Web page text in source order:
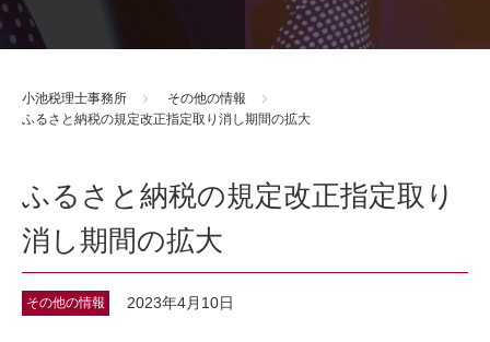
小池税理士事務所
その他の情報
ふるさと納税の規定改正指定取り消し期間の拡大
ふるさと納税の規定改正指定取り
消し期間の拡大
その他の情報 2023年4月10日